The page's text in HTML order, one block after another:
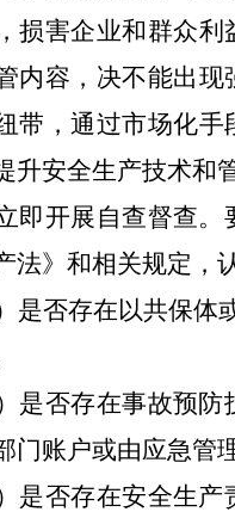
损害企业和群众
内容，决不能出
带，通过市场化
升安全生产技术和
即开展自查督查
法》和相关规定，
）是否存在以共保
）是否存在事故预
门账户或由应急管
）是否存在安全生